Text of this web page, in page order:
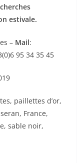
estivale.
– Mail:
95 34 35 45
paillettes d’or,
France,
sable noir,